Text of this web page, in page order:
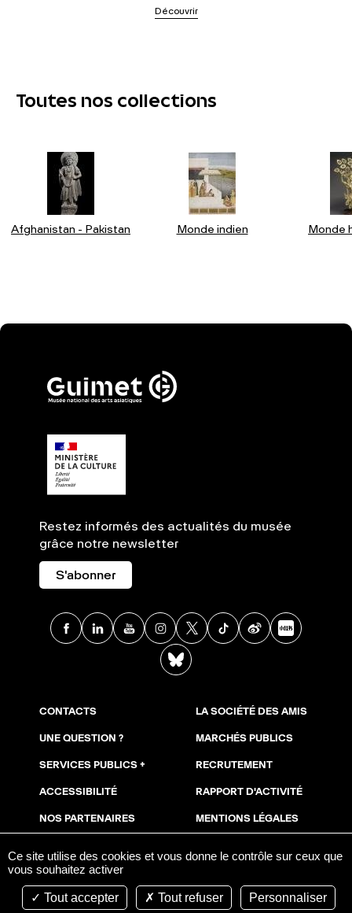
Découvrir
Toutes nos collections
Afghanistan - Pakistan Monde indien Monde
Restez informés des actualités du musée
grâce notre newsletter
S'abonner
Facebook
LinkedinYoutubeInstagram
X TikTokWeibo
CONTACTS
UNE QUESTION ?
SERVICES PUBLICS +
ACCESSIBILITÉ
NOS PARTENAIRES
ESPACE PRESSE
LA SOCIÉTÉ DES AMIS
MARCHÉS PUBLICS
RECRUTEMENT
RAPPORT D'ACTIVITÉ
MENTIONS LÉGALES
Ce site utilise des cookies et vous donne le contrôle sur ceux que
vous souhaitez activer
Tout accepter Tout refuser Personnaliser